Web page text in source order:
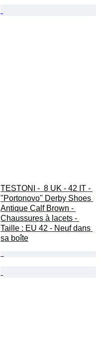
TESTONI -  8 UK - 42 IT -
"Portonovo" Derby Shoes
Antique Calf Brown -
Chaussures à lacets -
Taille : EU 42 - Neuf dans
sa boîte